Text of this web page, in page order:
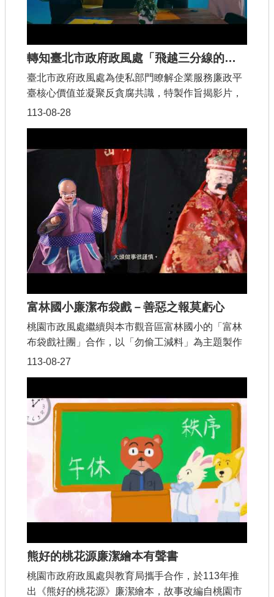
轉知臺北市政府政風處「飛越三分線的夢想」企業服務廉政平臺宣導影片
113-08-28
臺北市政府政風處為使私部門瞭解企業服務廉政平
臺核心價值並凝聚反貪腐共識，特製作旨揭影片，
以青年主角從事籃球運動寓意企業主克服經營挑戰
啦隊加油鼓勵，隱喻企業服務廉政平臺為企業成就
永續經營的支持後盾，從而強化公私部門廉潔夥伴
富林國小廉潔布袋戲－善惡之報莫虧心
113-08-27
桃園市政風處繼續與本市觀音區富林國小的「富林
布袋戲社團」合作，以「勿偷工減料」為主題製作
「善惡之報莫虧心」廉潔布袋戲!太平縣新任縣令許
得標，高明為了日後還有承包工程的機會，很認真
地做好工程把關，嚴格確保工程品質。整修完後，
遇到地震來襲，橋面絲毫無損，縣令從此相信高明
的施工品質。隔年高明再次得標造橋工程，但因地
震緣故，各地建材相繼短缺，價格高漲，高明仔細
盤算如果認真按圖施作，賺不了錢......
熊好的桃花源廉潔繪本有聲書
桃園市政府政風處與教育局攜手合作，於113年推
出《熊好的桃花源》廉潔繪本，故事改編自桃園市